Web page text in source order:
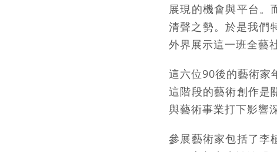
展現的機會與平台。
清聲之勢。於是我們
外界展示這一班全藝
這六位90後的藝術家
這階段的藝術創作是
與藝術事業打下影響
參展藝術家包括了李